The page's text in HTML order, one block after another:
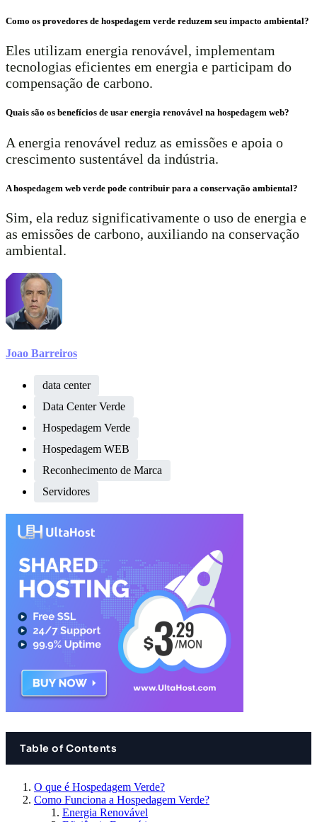
Como os provedores de hospedagem verde reduzem seu impacto ambiental?
Eles utilizam energia renovável, implementam
tecnologias eficientes em energia e participam do
compensação de carbono.
Quais são os benefícios de usar energia renovável na hospedagem web?
A energia renovável reduz as emissões e apoia o
crescimento sustentável da indústria.
A hospedagem web verde pode contribuir para a conservação ambiental?
Sim, ela reduz significativamente o uso de energia e
as emissões de carbono, auxiliando na conservação
ambiental.
Joao Barreiros
data center
Data Center Verde
Hospedagem Verde
Hospedagem WEB
Reconhecimento de Marca
Servidores
Table of Contents
O que é Hospedagem Verde?
Como Funciona a Hospedagem Verde?
Energia Renovável